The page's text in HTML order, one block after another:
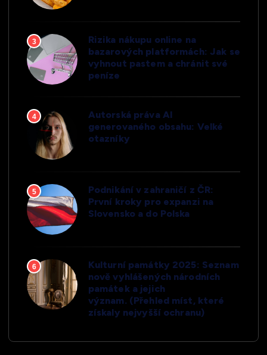
3
Rizika nákupu online na
bazarových platformách: Jak se
vyhnout pastem a chránit své
peníze
4
Autorská práva AI
generovaného obsahu: Velké
otazníky
5
Podnikání v zahraničí z ČR:
První kroky pro expanzi na
Slovensko a do Polska
6
Kulturní památky 2025: Seznam
nově vyhlášených národních
památek a jejich
význam. (Přehled míst, které
získaly nejvyšší ochranu)